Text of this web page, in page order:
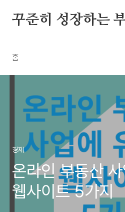
꾸준히 성장하는
홈
경제
온라인 부동산
웹사이트 5가지